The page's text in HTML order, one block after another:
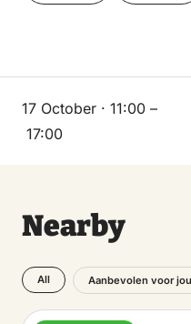
17 October · 11:00 –
17:00
Nearby
All Aanbevolen voor jou